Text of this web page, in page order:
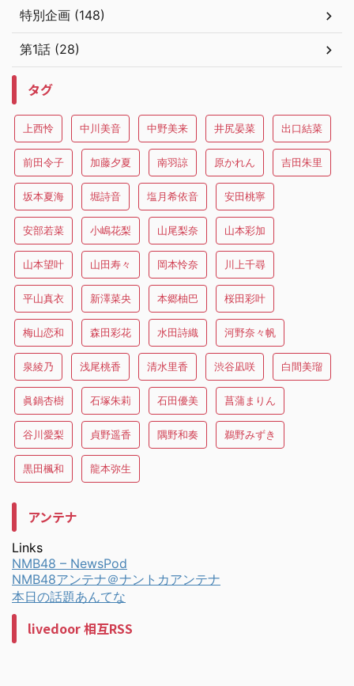
特別企画 (148)
第1話 (28)
タグ
上西怜 中川美音 中野美来 井尻晏菜 出口結菜
前田令子 加藤夕夏 南羽諒 原かれん 吉田朱里
坂本夏海 堀詩音 塩月希依音 安田桃寧
安部若菜 小嶋花梨 山尾梨奈 山本彩加
山本望叶 山田寿々 岡本怜奈 川上千尋
平山真衣 新澤菜央 本郷柚巴 桜田彩叶
梅山恋和 森田彩花 水田詩織 河野奈々帆
泉綾乃 浅尾桃香 清水里香 渋谷凪咲 白間美瑠
眞鍋杏樹 石塚朱莉 石田優美 菖蒲まりん
谷川愛梨 貞野遥香 隅野和奏 鵜野みずき
黒田楓和 龍本弥生
アンテナ
Links
NMB48 – NewsPod
NMB48アンテナ＠ナントカアンテナ
本日の話題あんてな
livedoor 相互RSS